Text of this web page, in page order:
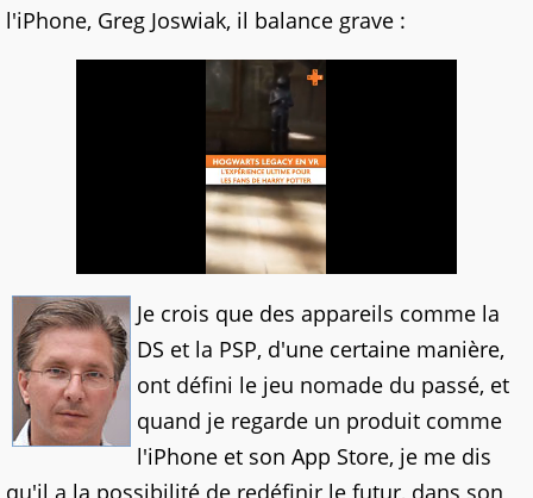
l'iPhone, Greg Joswiak, il balance grave :
Je crois que des appareils comme la
DS et la PSP, d'une certaine manière,
ont défini le jeu nomade du passé, et
quand je regarde un produit comme
l'iPhone et son App Store, je me dis
qu'il a la possibilité de redéfinir le futur, dans son